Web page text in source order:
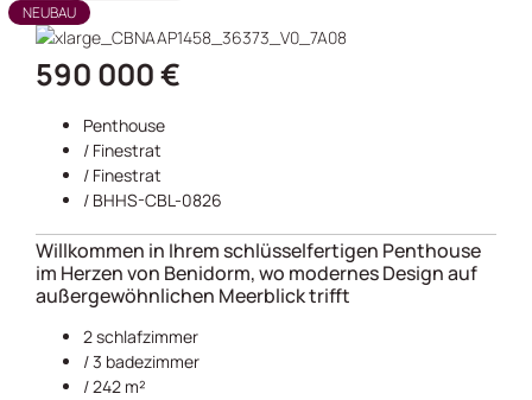
NEUBAU
590 000 €
Penthouse
/ Finestrat
/ Finestrat
/ BHHS-CBL-0826
Willkommen in Ihrem schlüsselfertigen Penthouse
im Herzen von Benidorm, wo modernes Design auf
außergewöhnlichen Meerblick trifft
2 schlafzimmer
/ 3 badezimmer
/ 242 m²